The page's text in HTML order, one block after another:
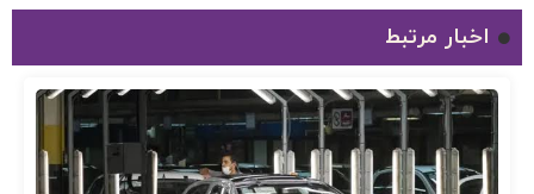
اخبار مرتبط